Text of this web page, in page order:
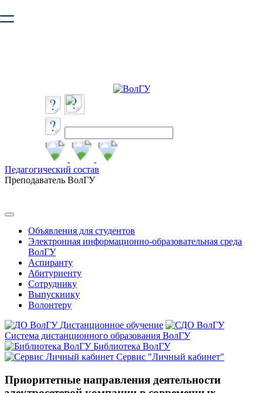
безопасную работу с сайтом. Пожалуйста
Педагогический состав
Преподаватель ВолГУ
Объявления для студентов
Электронная информационно-образовательная среда
ВолГУ
Аспиранту
Абитуриенту
Сотруднику
Выпускнику
Волонтеру
Дистанционное обучение
Система дистанционного образования ВолГУ
Библиотека ВолГУ
Сервис "Личный кабинет"
Приоритетные направления деятельности